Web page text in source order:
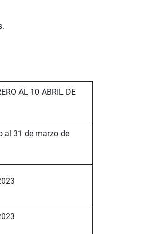
AL 10 ABRIL DE
al 31 de marzo de